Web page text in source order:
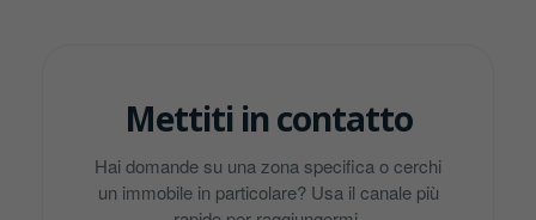
Mettiti in contatto
Hai domande su una zona specifica o cerchi
un immobile in particolare? Usa il canale più